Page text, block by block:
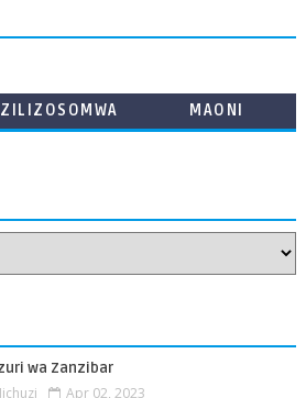
ZILIZOSOMWA
MAONI
wa Zanzibar
Apr 02, 2023